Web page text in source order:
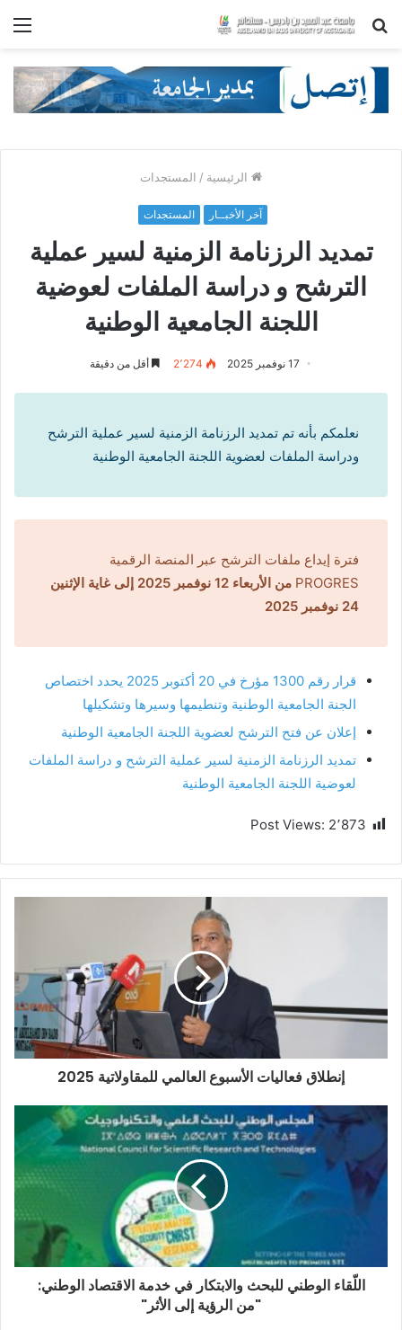
بحث
الرئيسية / المستجدات
آخر الأخبــار المستجدات
تمديد الرزنامة الزمنية لسير عملية
الترشح و دراسة الملفات لعوضية
اللجنة الجامعية الوطنية
17 نوفمبر 2025 2٬274 أقل من دقيقة
نعلمكم بأنه تم تمديد الرزنامة الزمنية لسير عملية الترشح
ودراسة الملفات لعضوية اللجنة الجامعية الوطنية
فترة إيداع ملفات الترشح عبر المنصة الرقمية
PROGRES
من الأربعاء 12 نوفمبر 2025 إلى غاية الإثنين
24 نوفمبر 2025
قرار رقم 1300 مؤرخ في 20 أكتوبر 2025 يحدد اختصاص
الجنة الجامعية الوطنية وتنطيمها وسيرها وتشكيلها
إعلان عن فتح الترشح لعضوية اللجنة الجامعية الوطنية
تمديد الرزنامة الزمنية لسير عملية الترشح و دراسة الملفات
لعوضية اللجنة الجامعية الوطنية
Post Views: 2٬873
إنطلاق فعاليات الأسبوع العالمي للمقاولاتية 2025
اللّقاء الوطني للبحث والابتكار في خدمة الاقتصاد الوطني:
"من الرؤية إلى الأثر"